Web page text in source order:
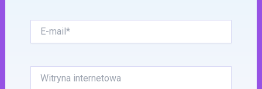
mail*
internetowa